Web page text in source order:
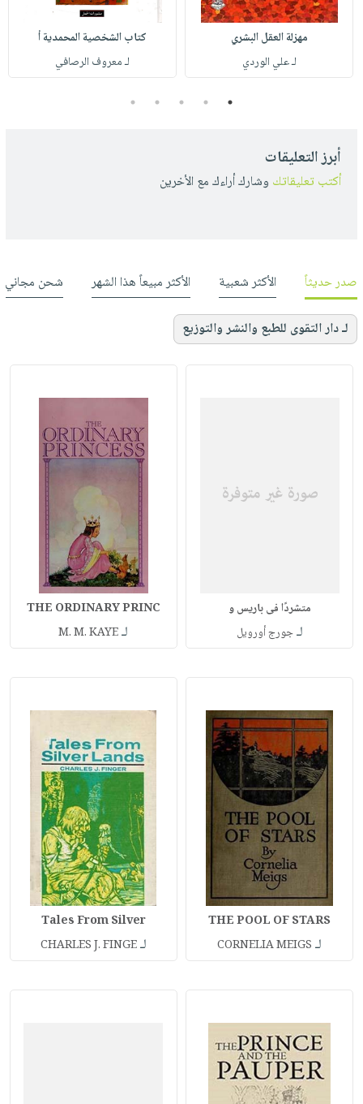
مهزلة العقل البشري
لـ علي الوردي
كتاب الشخصية المحمدية أ
لـ معروف الرصافي
1
2
3
4
5
أبرز التعليقات
أكتب تعليقاتك وشارك أراءك مع الأخرين
صدر حديثاً الأكثر شعبية الأكثر مبيعاً هذا الشهر شحن مجاني
لـ دار التقوى للطبع والنشر والتوزيع
متشردًا فى باريس و
لـجورج أورويل
THE ORDINARY PRINC
لـM. M. KAYE
THE POOL OF STARS
لـ CORNELIA MEIGS
Tales From Silver
لـCHARLES J. FINGE